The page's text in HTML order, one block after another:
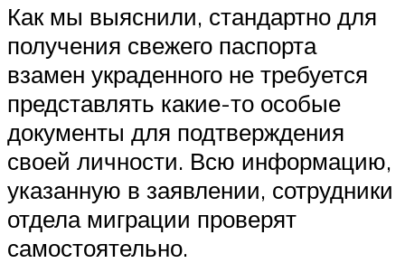
Как мы выяснили, стандартно для
получения свежего паспорта
взамен украденного не требуется
представлять какие-то особые
документы для подтверждения
своей личности. Всю информацию,
указанную в заявлении, сотрудники
отдела миграции проверят
самостоятельно.